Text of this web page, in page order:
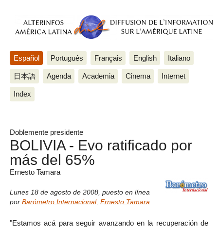
Español Português Français English Italiano
日本語 Agenda Academia Cinema Internet
Index
Doblemente presidente
BOLIVIA - Evo ratificado por
más del 65%
Ernesto Tamara
Lunes 18 de agosto de 2008 puesto en línea
por Barómetro Internacional, Ernesto Tamara
"Estamos acá para seguir avanzando en la recuperación de